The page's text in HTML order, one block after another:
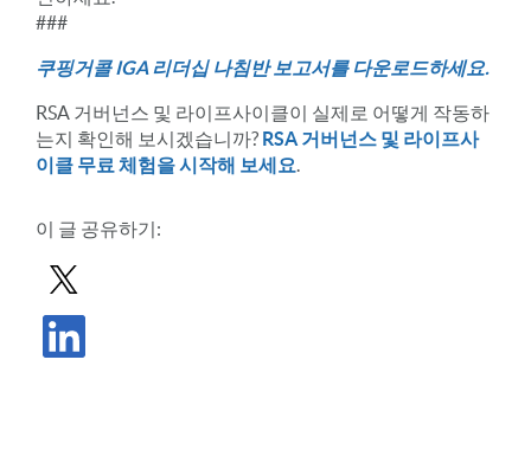
###
쿠핑거콜 IGA 리더십 나침반 보고서를 다운로드하세요.
RSA 거버넌스 및 라이프사이클이 실제로 어떻게 작동하
는지 확인해 보시겠습니까? RSA 거버넌스 및 라이프사
이클 무료 체험을 시작해 보세요
이 글 공유하기:
X로 게시물 공유하기